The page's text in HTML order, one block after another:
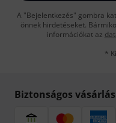
A "Bejelentkezés" gombra
önnek hirdetéseket.
információkat az
*
Biztonságos